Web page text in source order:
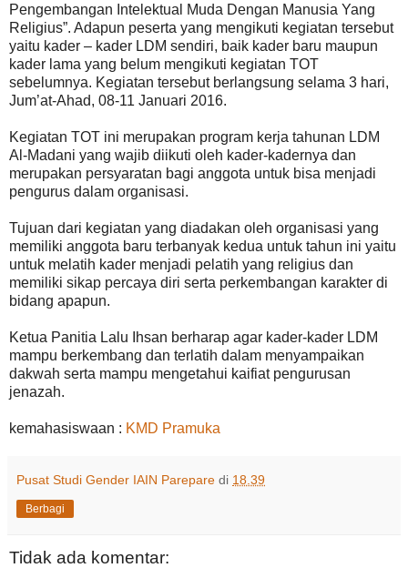
Pengembangan Intelektual Muda Dengan Manusia Yang
Religius”. Adapun peserta yang mengikuti kegiatan tersebut
yaitu kader – kader LDM sendiri, baik kader baru maupun
kader lama yang belum mengikuti kegiatan TOT
sebelumnya. Kegiatan tersebut berlangsung selama 3 hari,
Jum’at-Ahad, 08-11 Januari 2016.
Kegiatan TOT ini merupakan program kerja tahunan LDM
Al-Madani yang wajib diikuti oleh kader-kadernya dan
merupakan persyaratan bagi anggota untuk bisa menjadi
pengurus dalam organisasi.
Tujuan dari kegiatan yang diadakan oleh organisasi yang
memiliki anggota baru terbanyak kedua untuk tahun ini yaitu
untuk melatih kader menjadi pelatih yang religius dan
memiliki sikap percaya diri serta perkembangan karakter di
bidang apapun.
Ketua Panitia Lalu Ihsan berharap agar kader-kader LDM
mampu berkembang dan terlatih dalam menyampaikan
dakwah serta mampu mengetahui kaifiat pengurusan
jenazah.
kemahasiswaan : KMD Pramuka
Pusat Studi Gender IAIN Parepare di 18.39
Berbagi
Tidak ada komentar: